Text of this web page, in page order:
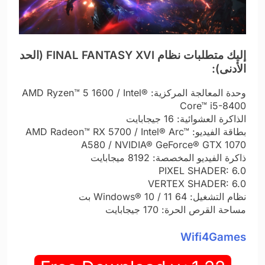
إليك متطلبات نظام FINAL FANTASY XVI (الحد
الأدنى):
وحدة المعالجة المركزية: AMD Ryzen™ 5 1600 / Intel®
Core™ i5-8400
الذاكرة العشوائية: 16 جيجابايت
بطاقة الفيديو: AMD Radeon™ RX 5700 / Intel® Arc™
A580 / NVIDIA® GeForce® GTX 1070
ذاكرة الفيديو المخصصة: 8192 ميجابايت
PIXEL SHADER: 6.0
VERTEX SHADER: 6.0
نظام التشغيل: Windows® 10 / 11 64 بت
مساحة القرص الحرة: 170 جيجابايت
Wifi4Games